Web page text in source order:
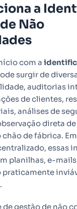
a
Não
com a
surgir de
auditorias
de clientes,
análises de
direta de
de fábrica.
essas
planilhas, e-
praticamente
gestão de não